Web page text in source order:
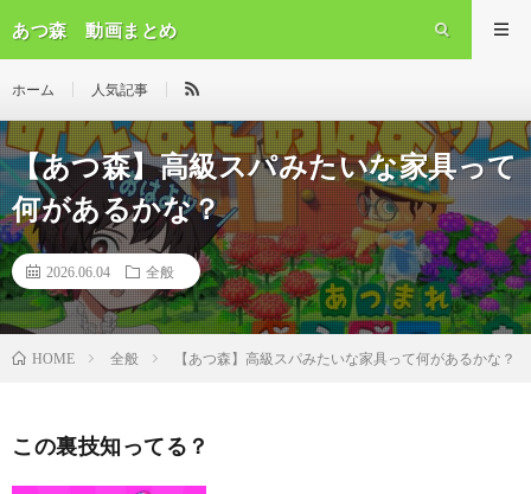
あつ森 動画まとめ
ホーム 人気記事
【あつ森】高級スパみたいな家具って
何があるかな？
2026.06.04 全般
HOME 全般 【あつ森】高級スパみたいな家具って何があるかな？
この裏技知ってる？